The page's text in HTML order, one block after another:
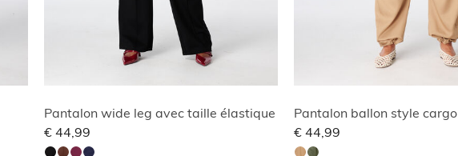
Pantalon wide leg avec taille élastique
€ 44,99
Pantalon ballon style cargo
€ 44,99